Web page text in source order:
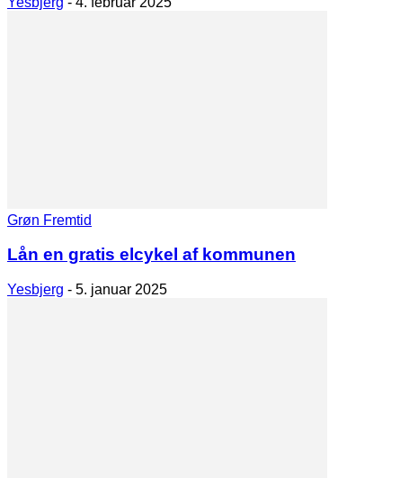
Grøn Fremtid
Lån en gratis elcykel af kommunen
Yesbjerg - 5. januar 2025